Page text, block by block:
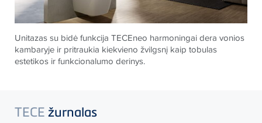
Unitazas su bidė funkcija TECEneo harmoningai dera vonios
kambaryje ir pritraukia kiekvieno žvilgsnį kaip tobulas
estetikos ir funkcionalumo derinys.
TECE žurnalas